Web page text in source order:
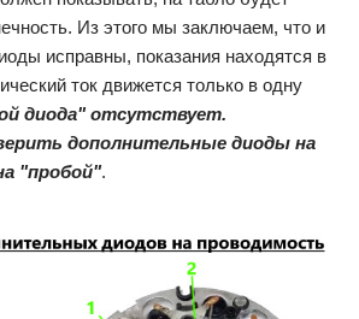
Из этого мы заключаем, что и
исправны, показания находятся в
ток движется только в одну
диода" отсутствует.
дополнительные диоды на
"пробой".